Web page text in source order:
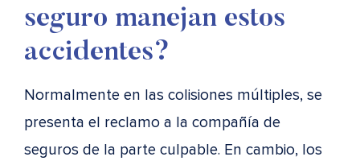
seguro manejan estos
accidentes?
Normalmente en las colisiones múltiples, se
presenta el reclamo a la compañía de
seguros de la parte culpable. En cambio, los